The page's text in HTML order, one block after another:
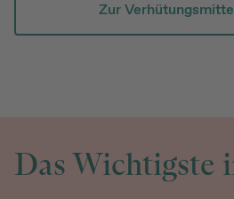
Zur
Das Wichtigste